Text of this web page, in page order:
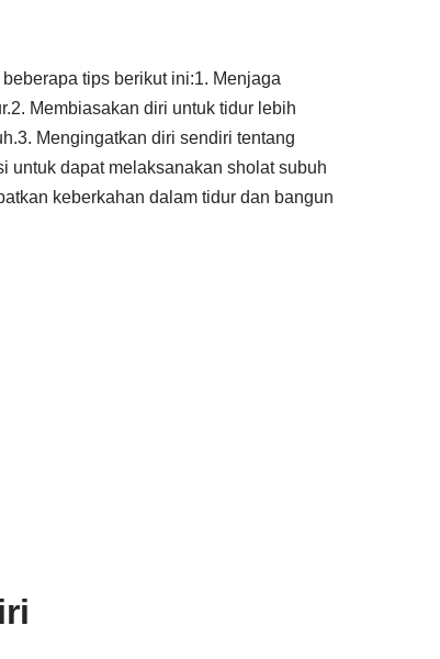
tips berikut ini:1. Menjaga
Membiasakan diri untuk tidur lebih
Mengingatkan diri sendiri tentang
untuk dapat melaksanakan sholat subuh
keberkahan dalam tidur dan bangun